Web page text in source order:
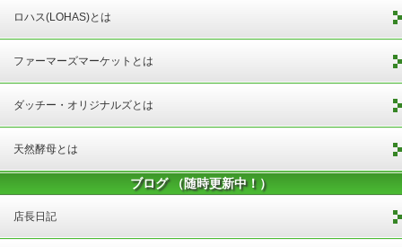
ロハス(LOHAS)とは
ファーマーズマーケットとは
ダッチー・オリジナルズとは
天然酵母とは
ブログ （随時更新中！）
店長日記